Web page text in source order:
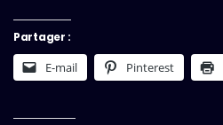
Partager :
E-mail Pinterest